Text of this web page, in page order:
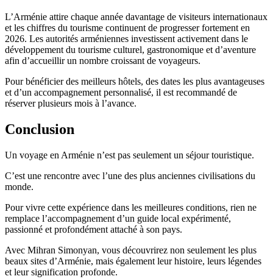
L’Arménie attire chaque année davantage de visiteurs internationaux
et les chiffres du tourisme continuent de progresser fortement en
2026. Les autorités arméniennes investissent activement dans le
développement du tourisme culturel, gastronomique et d’aventure
afin d’accueillir un nombre croissant de voyageurs.
Pour bénéficier des meilleurs hôtels, des dates les plus avantageuses
et d’un accompagnement personnalisé, il est recommandé de
réserver plusieurs mois à l’avance.
Conclusion
Un voyage en Arménie n’est pas seulement un séjour touristique.
C’est une rencontre avec l’une des plus anciennes civilisations du
monde.
Pour vivre cette expérience dans les meilleures conditions, rien ne
remplace l’accompagnement d’un guide local expérimenté,
passionné et profondément attaché à son pays.
Avec Mihran Simonyan, vous découvrirez non seulement les plus
beaux sites d’Arménie, mais également leur histoire, leurs légendes
et leur signification profonde.